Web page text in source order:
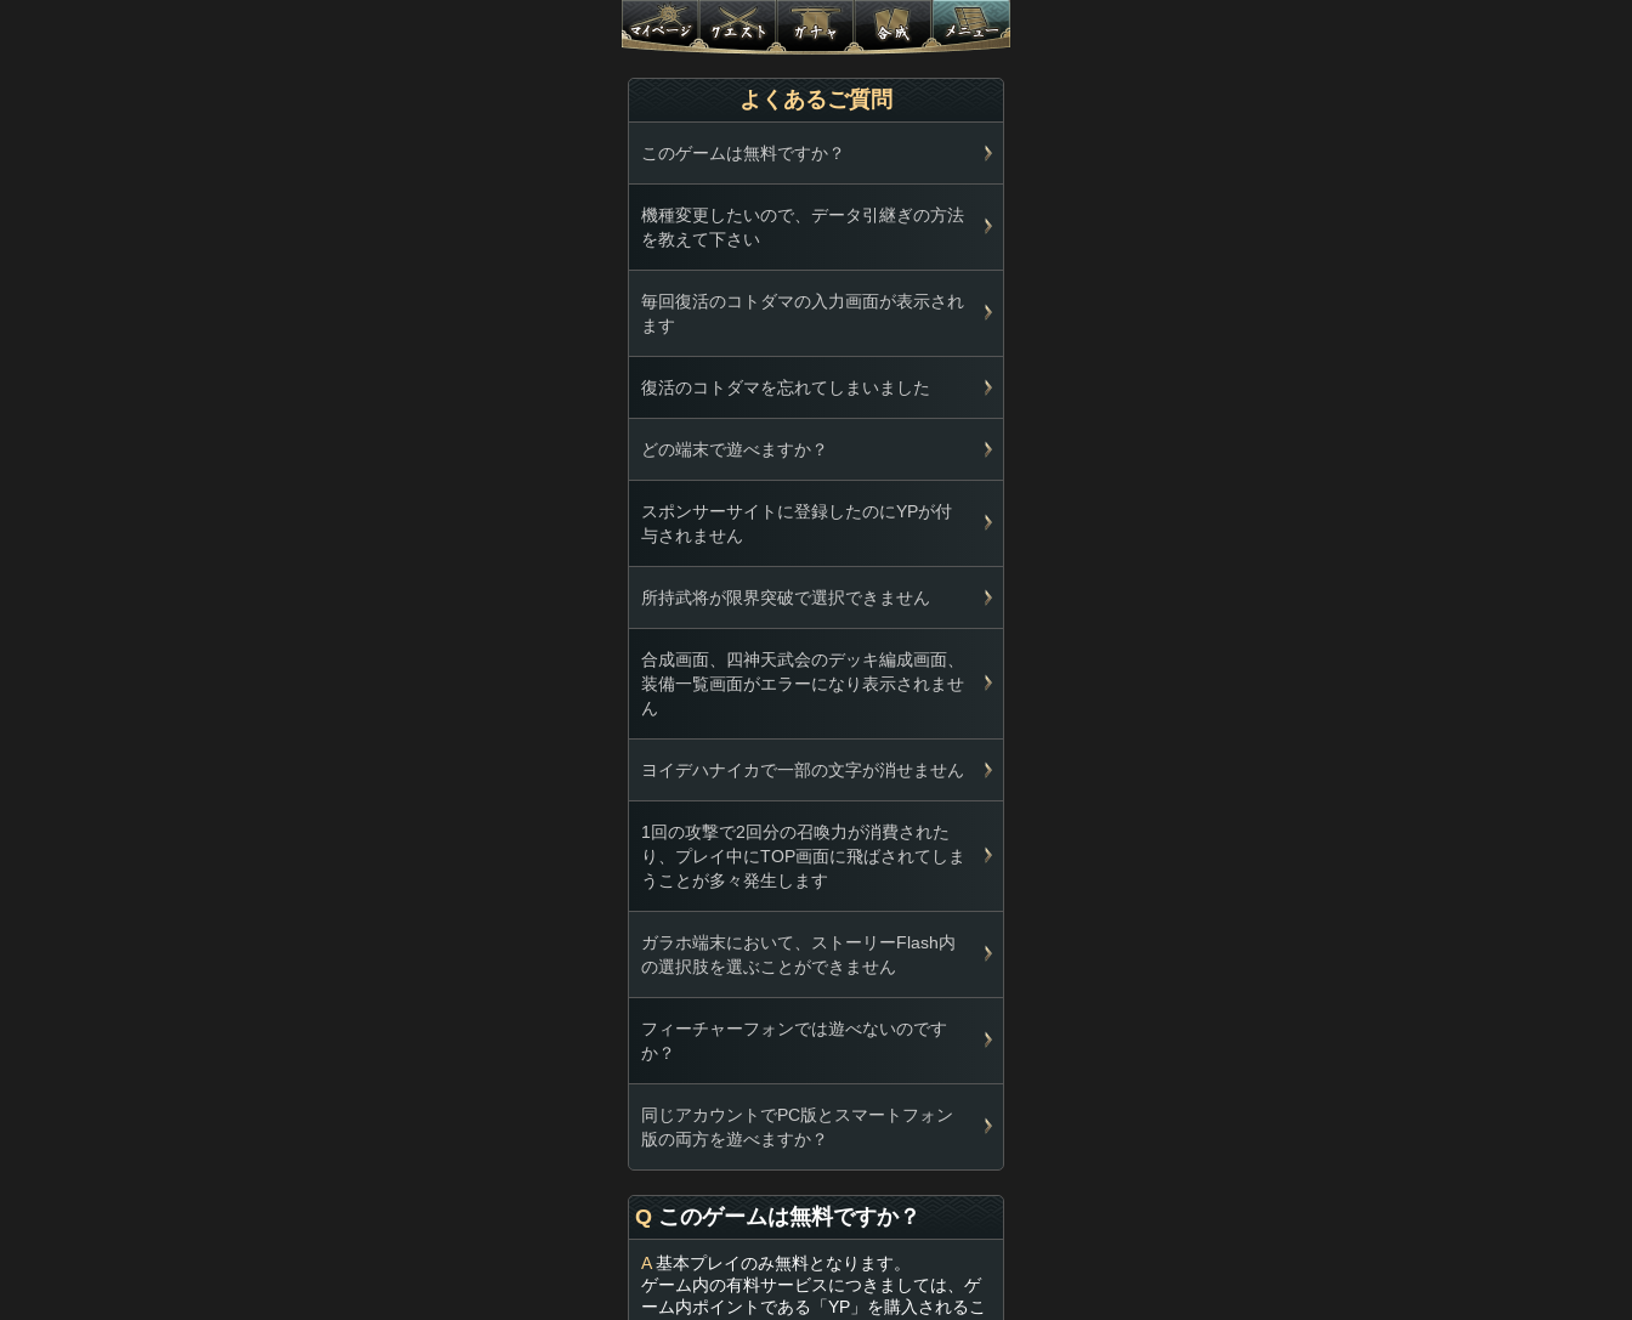
よくあるご質問
このゲームは無料ですか？
機種変更したいので、データ引継ぎの方法
を教えて下さい
毎回復活のコトダマの入力画面が表示され
ます
復活のコトダマを忘れてしまいました
どの端末で遊べますか？
スポンサーサイトに登録したのにYPが付
与されません
所持武将が限界突破で選択できません
合成画面、四神天武会のデッキ編成画面、
装備一覧画面がエラーになり表示されませ
ん
ヨイデハナイカで一部の文字が消せません
1回の攻撃で2回分の召喚力が消費された
り、プレイ中にTOP画面に飛ばされてしま
うことが多々発生します
ガラホ端末において、ストーリーFlash内
の選択肢を選ぶことができません
フィーチャーフォンでは遊べないのです
か？
同じアカウントでPC版とスマートフォン
版の両方を遊べますか？
Q このゲームは無料ですか？
A基本プレイのみ無料となります。
ゲーム内の有料サービスにつきましては、ゲ
ーム内ポイントである「YP」を購入されるこ